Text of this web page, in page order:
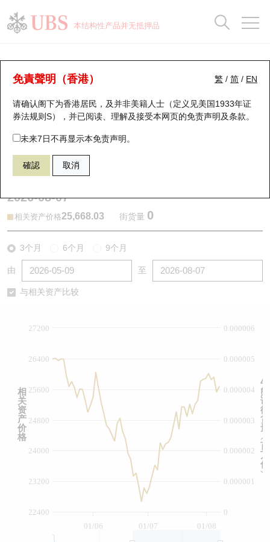
本结构性产品并无抵押品
繁 / 简 / EN
免責聲明（香港）
请确认阁下为香港居民，及并非美籍人士（定义见美国1933年证
券法规则S），并已阅读、理解及接受本网页的免责声明及条款。
未来7日不再显示本免责声明。
確認 取消
牛熊证分析仪
表现 街货统计 比较
69445 摩通熊证 HSI 恒生指数
2026-08-07
相关资产价格25,668.03 街货量 0
3个月 6个月 9个月
由 至
与相关资产比较
01/07
01/06 01/08
0
0.000001
0.000002
0.000003
0.000004
0.000005
0.000006
24000
22400
23200
24800
25600
26400
27200
牛
熊
证
街
货
量
︵
百
万
份
︶
相
关
资
产
价
格
瑞银认股证一览
新发行瑞银认股证
即将到期认股证
认股证到期结算价查找
认股证分析仪
认股证/牛熊证日志
街货统计
比较
牛熊全景快搜
牛熊证搜寻
牛熊证街货分布图
正股牛熊证列表
新发行瑞银牛熊证
牛熊证到期结算价查找
牛熊证文件及公告
牛熊证文件及公告 (瑞信)
街货统计
比较
十大升幅/跌幅
十大认股证成交分布
十天股证占大市成交
资金流
街货统计
正股分析仪
二十大活跃股份
恒指成份股
国指成份股
科指成份股
中资ETFs溢价比较
收市竞价变化
持股比重
显示所有持股比重
每月轮证大市专题
轮证专栏
讲座及教育短片
认股证投资者教育
牛熊证投资者教育